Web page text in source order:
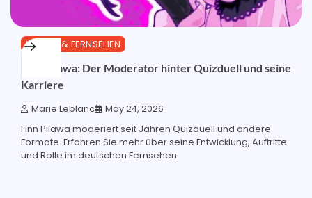
MEDIEN & FERNSEHEN
Finn Pilawa: Der Moderator hinter Quizduell und seine
Karriere
Marie Leblanc May 24, 2026
Finn Pilawa moderiert seit Jahren Quizduell und andere
Formate. Erfahren Sie mehr über seine Entwicklung, Auftritte
und Rolle im deutschen Fernsehen.